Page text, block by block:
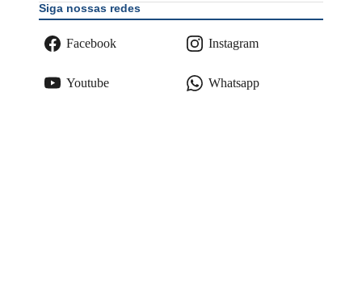
Siga nossas redes
Facebook Instagram
Youtube Whatsapp